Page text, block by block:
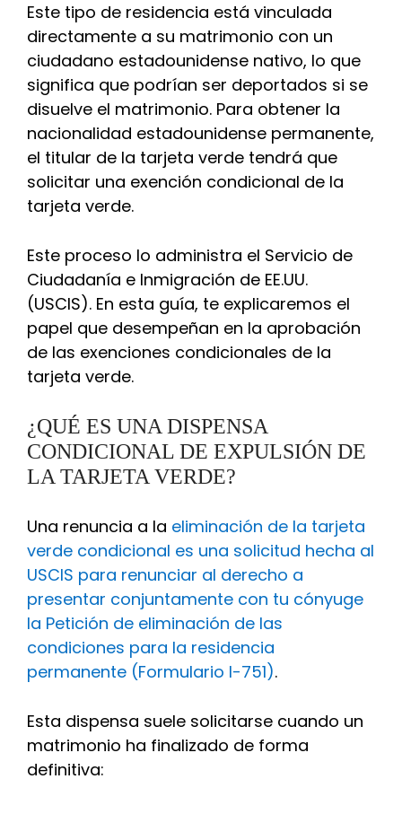
Este tipo de residencia está vinculada
directamente a su matrimonio con un
ciudadano estadounidense nativo, lo que
significa que podrían ser deportados si se
disuelve el matrimonio. Para obtener la
nacionalidad estadounidense permanente,
el titular de la tarjeta verde tendrá que
solicitar una exención condicional de la
tarjeta verde.
Este proceso lo administra el Servicio de
Ciudadanía e Inmigración de EE.UU.
(USCIS). En esta guía, te explicaremos el
papel que desempeñan en la aprobación
de las exenciones condicionales de la
tarjeta verde.
¿QUÉ ES UNA DISPENSA
CONDICIONAL DE EXPULSIÓN DE
LA TARJETA VERDE?
Una renuncia a la eliminación de la tarjeta
verde condicional es una solicitud hecha al
USCIS para renunciar al derecho a
presentar conjuntamente con tu cónyuge
la Petición de eliminación de las
condiciones para la residencia
permanente (Formulario I-751).
Esta dispensa suele solicitarse cuando un
matrimonio ha finalizado de forma
definitiva: